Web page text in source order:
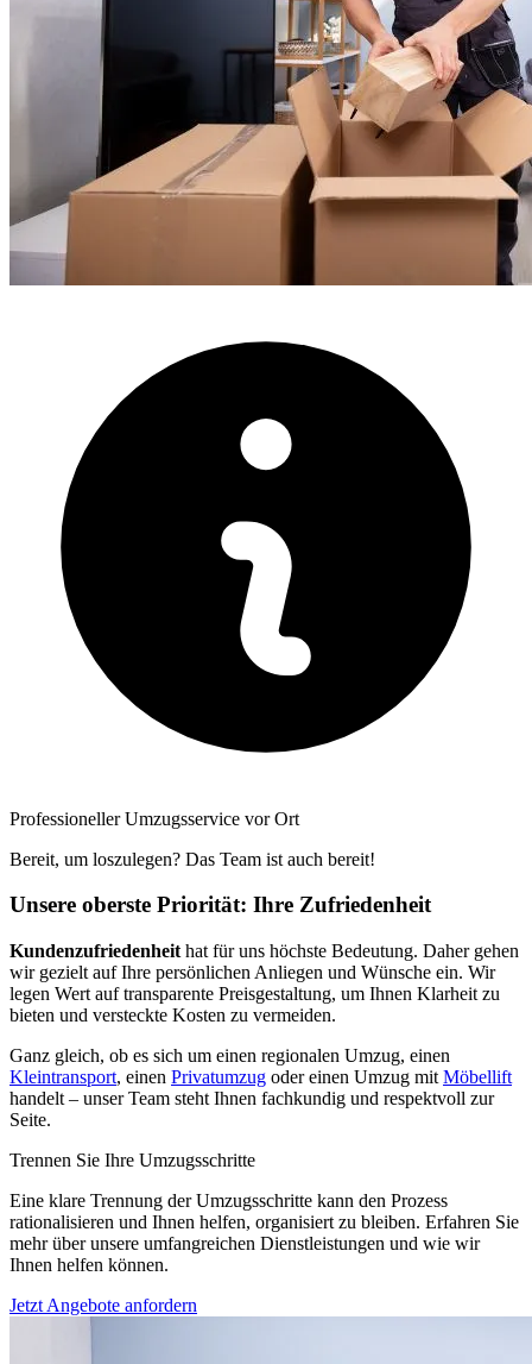
Professioneller Umzugsservice vor Ort
Bereit, um loszulegen? Das Team ist auch bereit!
Unsere oberste Priorität: Ihre Zufriedenheit
Kundenzufriedenheit hat für uns höchste Bedeutung. Daher gehen
wir gezielt auf Ihre persönlichen Anliegen und Wünsche ein. Wir
legen Wert auf transparente Preisgestaltung, um Ihnen Klarheit zu
bieten und versteckte Kosten zu vermeiden.
Ganz gleich, ob es sich um einen regionalen Umzug, einen
Kleintransport, einen Privatumzug oder einen Umzug mit Möbellift
handelt – unser Team steht Ihnen fachkundig und respektvoll zur
Seite.
Trennen Sie Ihre Umzugsschritte
Eine klare Trennung der Umzugsschritte kann den Prozess
rationalisieren und Ihnen helfen, organisiert zu bleiben. Erfahren Sie
mehr über unsere umfangreichen Dienstleistungen und wie wir
Ihnen helfen können.
Jetzt Angebote anfordern